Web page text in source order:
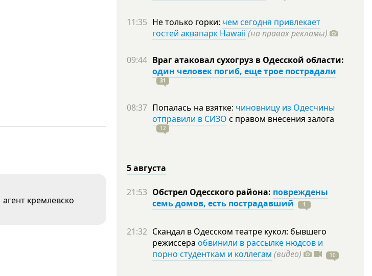
кремлевско
11:35 Не только горки: чем сегодня привлекает
гостей аквапарк Hawaii (на правах рекламы)
09:44 Враг атаковал сухогруз в Одесской области:
один человек погиб, еще трое пострадали
31
08:37 Попалась на взятке: чиновницу из Одесчины
отправили в СИЗО с правом внесения залога
12
5 августа
21:53 Обстрел Одесского района: повреждены
семь домов, есть пострадавший
1
21:32 Скандал в Одесском театре кукол: бывшего
режиссера обвинили в рассылке нюдсов и
порно студенткам и коллегам (видео) 10